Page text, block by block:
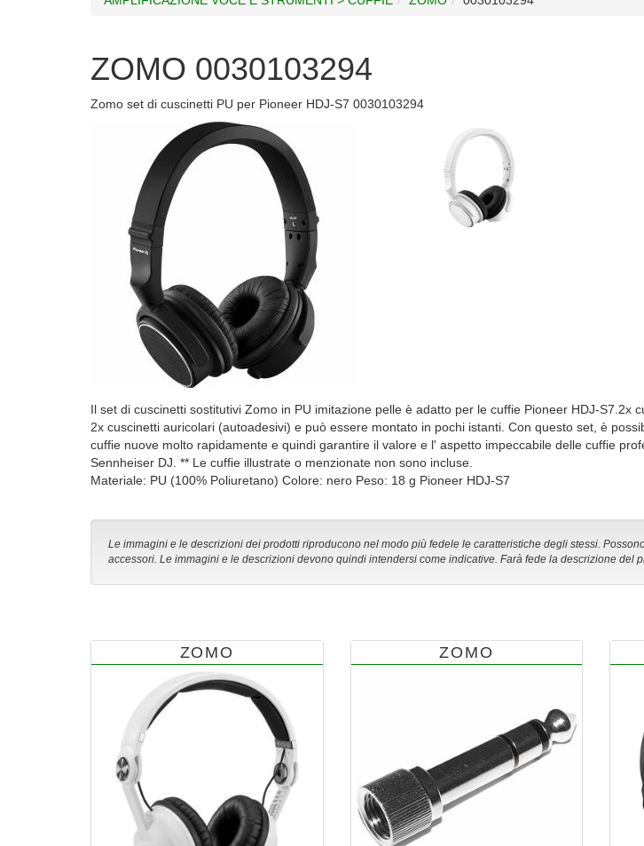
ZOMO 0030103294
Zomo set di cuscinetti PU per Pioneer HDJ-S7 0030103294
Il set di cuscinetti sostitutivi Zomo in PU imitazione pelle è adatto per le cuffie Pioneer HDJ-S7.2x
2x cuscinetti auricolari (autoadesivi) e può essere montato in pochi istanti. Con questo set, è
cuffie nuove molto rapidamente e quindi garantire il valore e l' aspetto impeccabile delle cuffie
Sennheiser DJ. ** Le cuffie illustrate o menzionate non sono incluse.
Materiale: PU (100% Poliuretano) Colore: nero Peso: 18 g Pioneer HDJ-S7
Le immagini e le descrizioni dei prodotti riproducono nel modo più fedele le caratteristiche degli stessi.
accessori. Le immagini e le descrizioni devono quindi intendersi come indicative. Farà fede la descrizione del
ZOMO ZOMO